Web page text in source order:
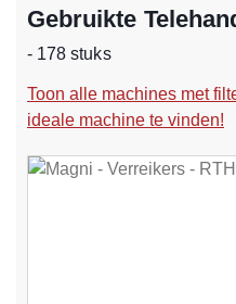
Gebruikte
- 178 stuks
Toon alle machines met
ideale machine te vinden!